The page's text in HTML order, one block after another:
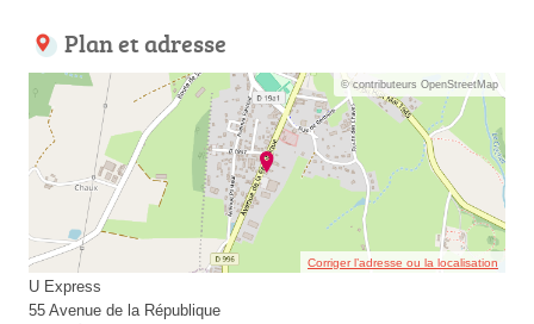
Plan et adresse
© contributeurs OpenStreetMap
Corriger l’adresse ou la localisation
U Express
55 Avenue de la République